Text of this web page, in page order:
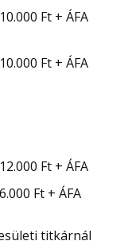
10.000 Ft + ÁFA
10.000 Ft + ÁFA
12.000 Ft + ÁFA
6.000 Ft + ÁFA
titkárnál